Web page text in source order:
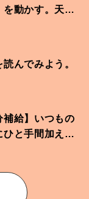
動かす。天下
んでみよう。
補給】いつもの
と手間加えて